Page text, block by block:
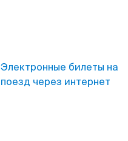
Электронные билеты на
поезд через интернет